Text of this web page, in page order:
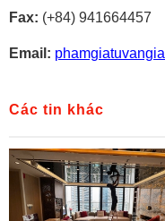
Fax: (+84) 941664457
Email:
Các tin khác